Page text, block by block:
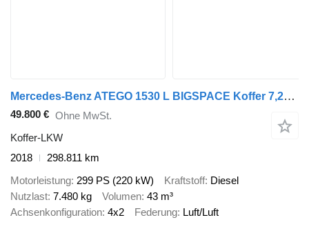
Mercedes-Benz ATEGO 1530 L BIGSPACE Koffer 7,20 m LBW 1,5 T
49.800 € Ohne MwSt.
Koffer-LKW
2018
298.811 km
Motorleistung 299 PS (220 kW) Kraftstoff Diesel
Nutzlast 7.480 kg Volumen 43 m³
Achsenkonfiguration 4x2 Federung Luft/Luft